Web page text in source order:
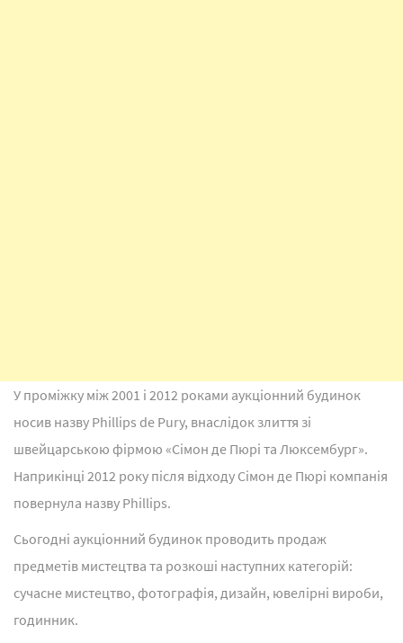
У проміжку між 2001 і 2012 роками аукціонний будинок
носив назву Phillips de Pury, внаслідок злиття зі
швейцарською фірмою «Сімон де Пюрі та Люксембург».
Наприкінці 2012 року після відходу Сімон де Пюрі компанія
повернула назву Phillips.
Сьогодні аукціонний будинок проводить продаж
предметів мистецтва та розкоші наступних категорій:
сучасне мистецтво, фотографія, дизайн, ювелірні вироби,
годинник.